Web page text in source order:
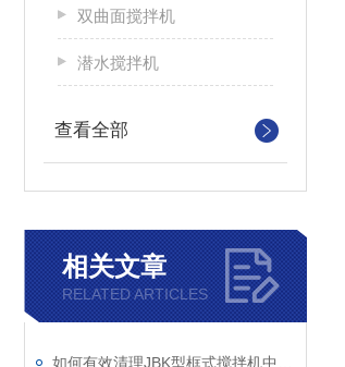
双曲面搅拌机
潜水搅拌机
查看全部
相关文章
RELATED ARTICLES